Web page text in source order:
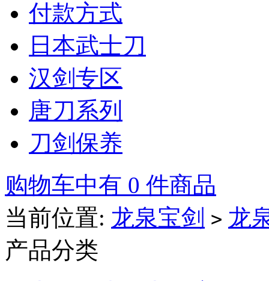
付款方式
日本武士刀
汉剑专区
唐刀系列
刀剑保养
购物车中有 0 件商品
当前位置: 龙泉宝剑 > 龙
产品分类